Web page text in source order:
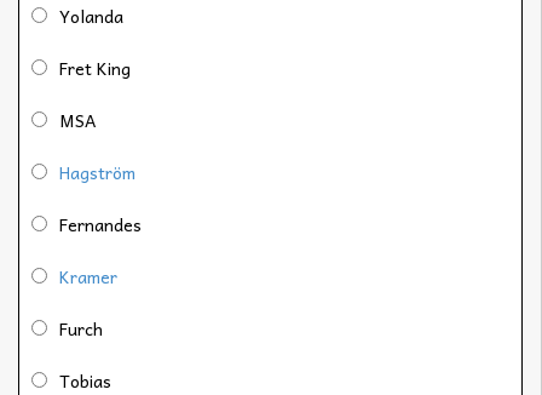
Yolanda
Fret King
MSA
Hagström
Fernandes
Kramer
Furch
Tobias